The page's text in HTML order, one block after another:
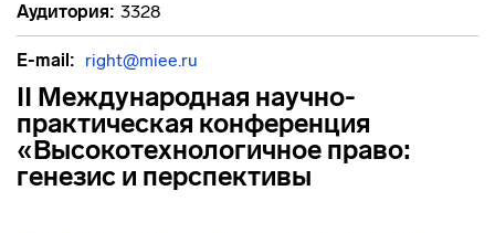
Аудитория: 3328
E-mail: right@miee.ru
II Международная научно-
практическая конференция
«Высокотехнологичное право:
генезис и перспективы